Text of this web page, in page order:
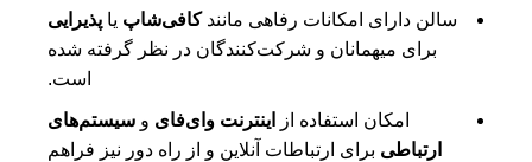
سالن دارای امکانات رفاهی مانندکافی‌شاپ یا پذیرایی
برای میهمانان و شرکت‌کنندگان در نظر گرفته شده
است.
امکان استفاده از اینترنت وای‌فای و سیستم‌های
ارتباطی برای ارتباطات آنلاین و از راه دور نیز فراهم